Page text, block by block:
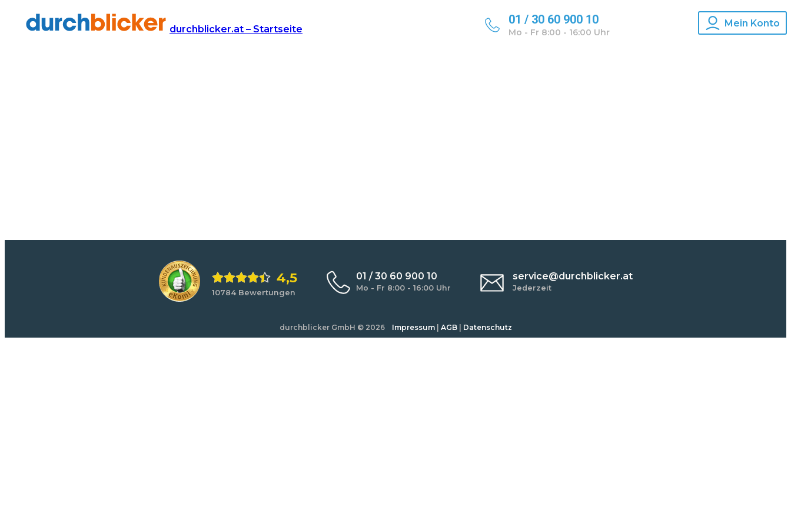
durchblicker.at – Startseite
01 / 30 60 900 10
Mo - Fr 8:00 - 16:00 Uhr
Mein Konto
Tarifsuche für 3001 läuft
4,5
10784 Bewertungen
01 / 30 60 900 10
Mo - Fr 8:00 - 16:00 Uhr
service@durchblicker.at
Jederzeit
durchblicker GmbH © 2026 Impressum| AGB| Datenschutz